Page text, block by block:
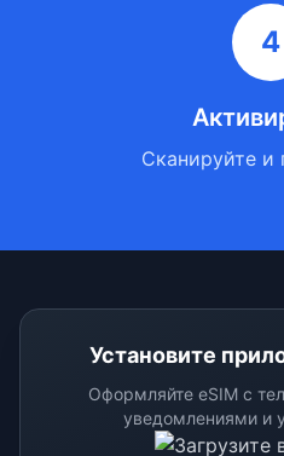
4
Сканируйте и
Установите
Оформляйте eSIM с
уведомлениями и